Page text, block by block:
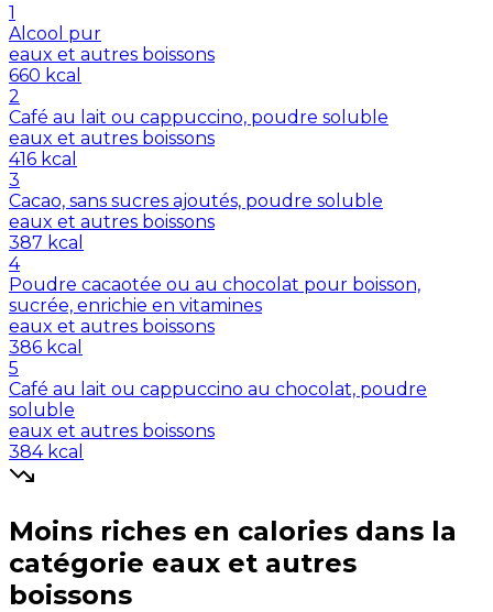
1
Alcool pur
eaux et autres boissons
660 kcal
2
Café au lait ou cappuccino, poudre soluble
eaux et autres boissons
416 kcal
3
Cacao, sans sucres ajoutés, poudre soluble
eaux et autres boissons
387 kcal
4
Poudre cacaotée ou au chocolat pour boisson,
sucrée, enrichie en vitamines
eaux et autres boissons
386 kcal
5
Café au lait ou cappuccino au chocolat, poudre
soluble
eaux et autres boissons
384 kcal
Moins riches en calories dans la
catégorie eaux et autres
boissons